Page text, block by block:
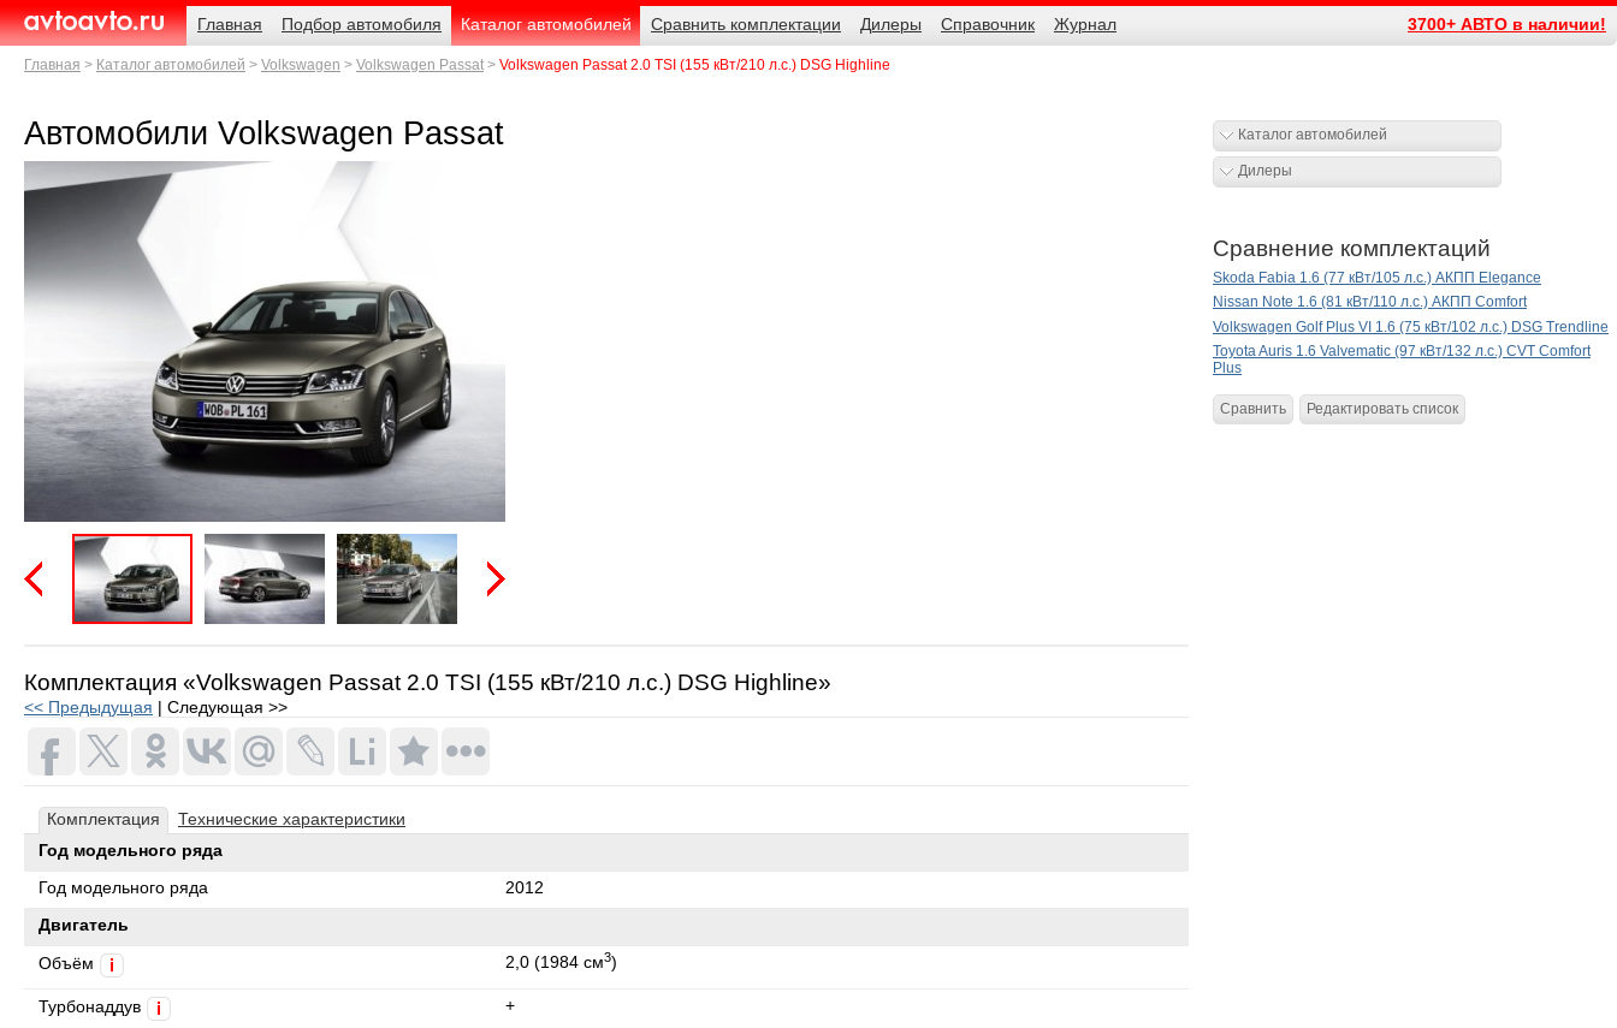
AvtoAvto.ru
Навигация
Главная
Подбор автомобиля Каталог автомобилей Сравнить комплектации Дилеры Справочник Журнал 3700+ АВТО в наличии!
Родительские
страницы
Главная Каталог автомобилей Volkswagen Volkswagen Passat Volkswagen Passat 2.0 TSI (155 кВт/210 л.с.) DSG Highline
Автомобили Volkswagen Passat
Комплектация «Volkswagen Passat 2.0 TSI (155 кВт/210 л.с.) DSG Highline»
<< Предыдущая | Следующая >>
Комплектация
Технические характеристики
Год модельного ряда
Год модельного ряда 2012
Двигатель
Объём 2,0 (1984 см3)
Турбонаддув +
Примечания
Каталог автомобилей
Дилеры
Сравнение комплектаций
Skoda Fabia 1.6 (77 кВт/105 л.с.) АКПП Elegance
Nissan Note 1.6 (81 кВт/110 л.с.) АКПП Comfort
Volkswagen Golf Plus VI 1.6 (75 кВт/102 л.с.) DSG Trendline
Toyota Auris 1.6 Valvematic (97 кВт/132 л.с.) CVT Comfort
Plus
Сравнить Редактировать список